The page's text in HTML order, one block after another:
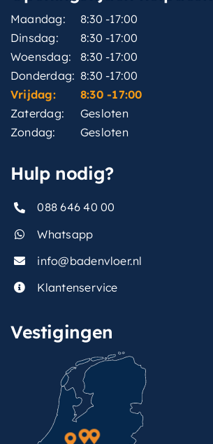
Maandag:
8:30 -17:00
Dinsdag:
8:30 -17:00
Woensdag:
8:30 -17:00
Donderdag: 8:30 -17:00
Vrijdag:
8:30 -17:00
Zaterdag:
Gesloten
Zondag:
Gesloten
Hulp nodig?
088 646 40 00
Whatsapp
info@badenvloer.nl
Klantenservice
Vestigingen